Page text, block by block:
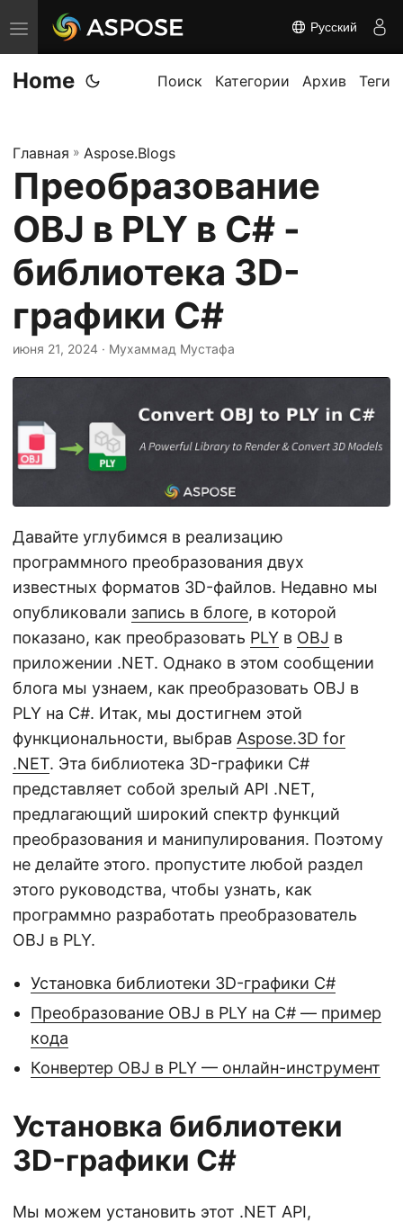
П
е
р
л
ю
и
т
ь
н
а
в
и
ц
ю
Русский
Home Поиск Категории Архив Теги
Главная » Aspose.Blogs
Преобразование
OBJ в PLY в C# -
библиотека 3D-
графики C#
июня 21, 2024 · Мухаммад Мустафа
Давайте углубимся в реализацию
программного преобразования двух
известных форматов 3D-файлов. Недавно мы
опубликовали запись в блоге, в которой
показано, как преобразовать PLY в OBJ в
приложении .NET. Однако в этом сообщении
блога мы узнаем, как преобразовать OBJ в
PLY на C#. Итак, мы достигнем этой
функциональности, выбрав Aspose.3D for
.NET. Эта библиотека 3D-графики C#
представляет собой зрелый API .NET,
предлагающий широкий спектр функций
преобразования и манипулирования. Поэтому
не делайте этого. пропустите любой раздел
этого руководства, чтобы узнать, как
программно разработать преобразователь
OBJ в PLY.
Установка библиотеки 3D-графики C#
Преобразование OBJ в PLY на C# — пример
кода
Конвертер OBJ в PLY — онлайн-инструмент
Установка библиотеки
3D-графики C#
Мы можем установить этот .NET API,